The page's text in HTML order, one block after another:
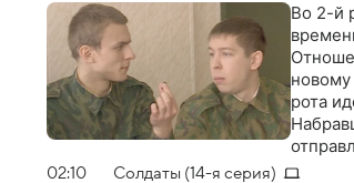
Во 2-й
новому
рота
02:10
Солдаты (14-я серия)